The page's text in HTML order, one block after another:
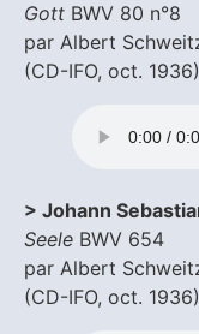
Gott BWV 80 n°8
par Albert
(CD-IFO, oct. 1936)
> Johann
Seele BWV 654
par Albert
(CD-IFO, oct. 1936)